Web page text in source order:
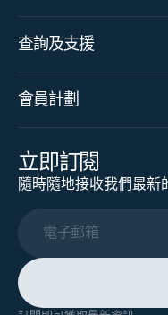
查詢及支援
會員計劃
立即訂閱
隨時隨地接收我們最新
電子郵箱